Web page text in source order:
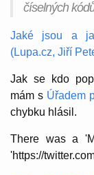
číselných
Jaké jsou a
(Lupa.cz, Jiří
Jak se kdo
mám s Úřadem
chybku hlásil.
There was a
'https://